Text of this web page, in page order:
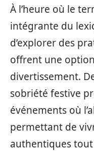
À l’heure où le
intégrante du
d’explorer des
offrent une
divertissement.
sobriété festive
événements où
permettant de
authentiques